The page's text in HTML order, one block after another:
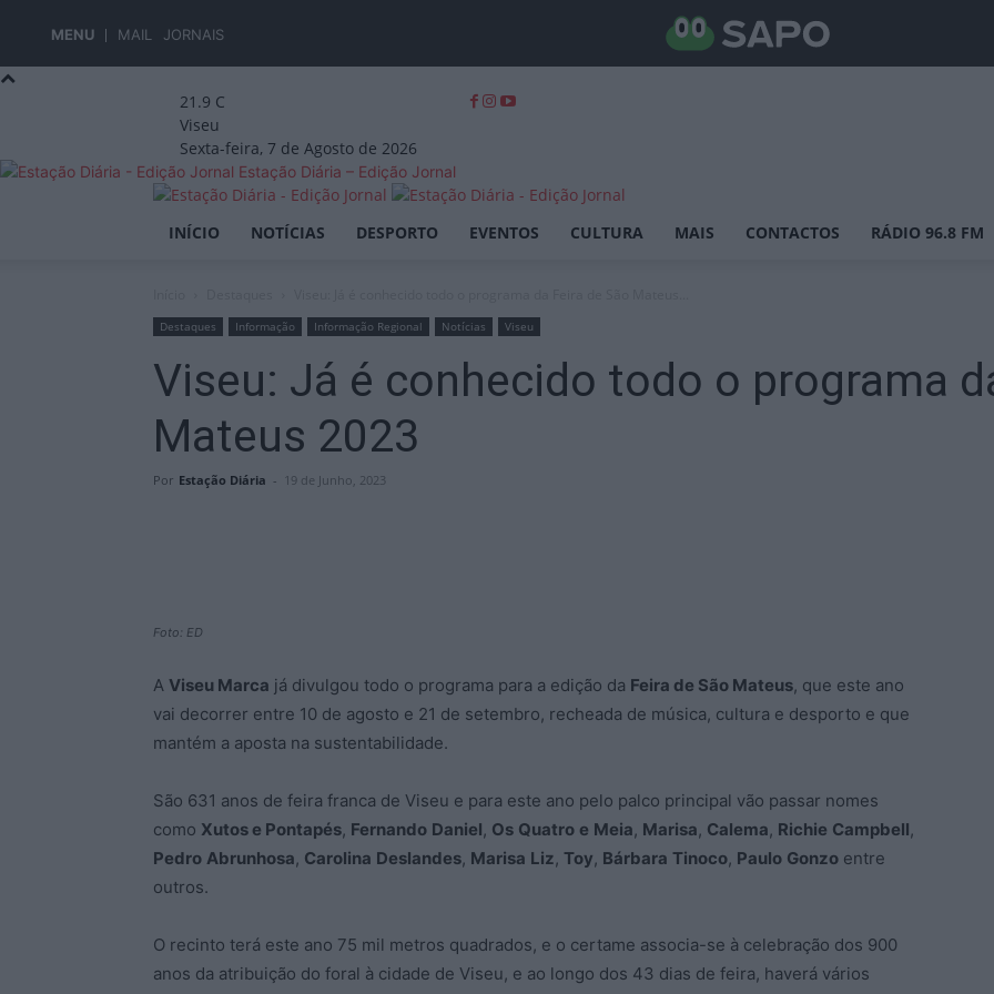
MENU MAIL JORNAIS
21.9 C
Viseu
Sexta-feira, 7 de Agosto de 2026
Estação Diária – Edição Jornal
INÍCIO NOTÍCIAS DESPORTO EVENTOS CULTURA MAIS CONTACTOS RÁDIO 96.8 FM
Destaques Informação Informação Regional Notícias Viseu
Viseu: Já é conhecido todo o programa
Mateus 2023
Por Estação Diária - 19 de Junho, 2023
Foto: ED
A Viseu Marca já divulgou todo o programa para a edição da Feira de São Mateus, que este ano
vai decorrer entre 10 de agosto e 21 de setembro, recheada de música, cultura e desporto e que
mantém a aposta na sustentabilidade.
São 631 anos de feira franca de Viseu e para este ano pelo palco principal vão passar nomes
como Xutos e Pontapés, Fernando Daniel, Os Quatro e Meia, Marisa, Calema, Richie Campbell,
Pedro Abrunhosa, Carolina Deslandes, Marisa Liz, Toy, Bárbara Tinoco, Paulo Gonzo entre
outros.
O recinto terá este ano 75 mil metros quadrados, e o certame associa-se à celebração dos 900
anos da atribuição do foral à cidade de Viseu, e ao longo dos 43 dias de feira, haverá vários